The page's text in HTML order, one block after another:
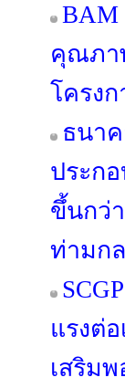
คุณภา
โครง
ธนา
ประก
ขึ้นกว่
ท่ามก
แรงต่
เสริม